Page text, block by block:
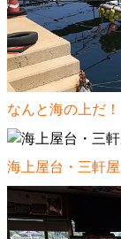
なんと海の上だ！
海上屋台・三軒屋